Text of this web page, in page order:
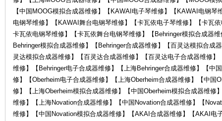
【中国MOOG模拟合成器维修】【KAWAI电子琴维修】【KAWAI电钢
电钢琴维修】【KAWAI舞台电钢琴维修】【卡瓦依电子琴维修】【卡瓦
卡瓦依电钢琴维修】【卡瓦依舞台电钢琴维修】【Behringer模拟合成器
Behringer模拟合成器维修】【Behringer合成器维修】【百灵达模拟合成
灵达模拟合成器维修】【百灵达合成器维修】【百灵达电子合成器维修
维修】【Behringer电子合成器维修】【上海Behringer合成器维修】【中
修】【Oberheim电子合成器维修】【上海Oberheim合成器维修】【中国
修】【上海Oberheim模拟合成器维修】【中国Oberheim模拟合成器维修
维修】【上海Novation合成器维修】【中国Novation合成器维修】【
维修】【中国Novation模拟合成器维修】【AKAI合成器维修】【AKAI电